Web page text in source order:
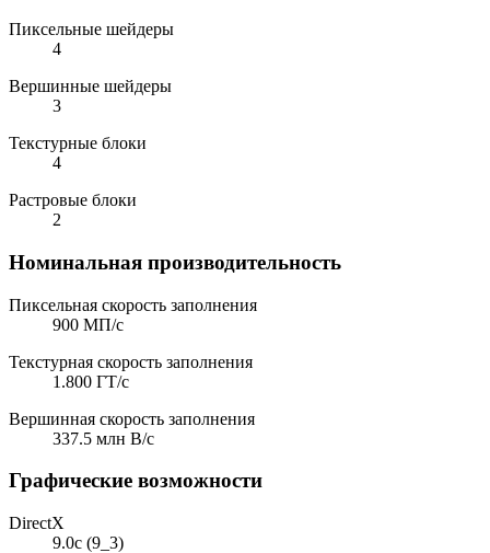
Пиксельные шейдеры
4
Вершинные шейдеры
3
Текстурные блоки
4
Растровые блоки
2
Номинальная производительность
Пиксельная скорость заполнения
900 МП/с
Текстурная скорость заполнения
1.800 ГТ/с
Вершинная скорость заполнения
337.5 млн В/с
Графические возможности
DirectX
9.0c (9_3)